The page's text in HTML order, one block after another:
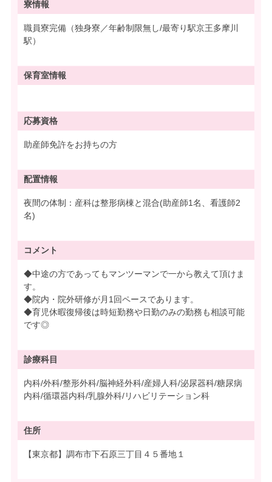
寮情報
職員寮完備（独身寮／年齢制限無し/最寄り駅京王多摩川
駅）
保育室情報
応募資格
助産師免許をお持ちの方
配置情報
夜間の体制：産科は整形病棟と混合(助産師1名、看護師2
名)
コメント
◆中途の方であってもマンツーマンで一から教えて頂けま
す。
◆院内・院外研修が月1回ペースであります。
◆育児休暇復帰後は時短勤務や日勤のみの勤務も相談可能
です◎
診療科目
内科/外科/整形外科/脳神経外科/産婦人科/泌尿器科/糖尿病
内科/循環器内科/乳腺外科/リハビリテーション科
住所
【東京都】調布市下石原三丁目４５番地１